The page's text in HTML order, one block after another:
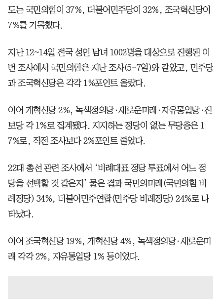
도는 국민의힘이 37%, 더불어민주당이 32%, 조국혁신당이
7%를 기록했다.
지난 12~14일 전국 성인 남녀 1002명을 대상으로 진행된 이
번 조사에서 국민의힘은 지난 조사(5~7일)와 같았고, 민주당
과 조국혁신당은 각각 1%포인트 올랐다.
이어 개혁신당 2%, 녹색정의당·새로운미래·자유통일당·진
보당 각 1%로 집계됐다. 지지하는 정당이 없는 무당층은 1
7%로, 직전 조사보다 2%포인트 줄었다.
22대 총선 관련 조사에서 ‘비례대표 정당 투표에서 어느 정
당을 선택할 것 같은지’ 물은 결과 국민의미래(국민의힘 비
례정당) 34%, 더불어민주연합(민주당 비례정당) 24%로 나
타났다.
이어 조국혁신당 19%, 개혁신당 4%, 녹색정의당·새로운미
래 각각 2%, 자유통일당 1% 등이었다.